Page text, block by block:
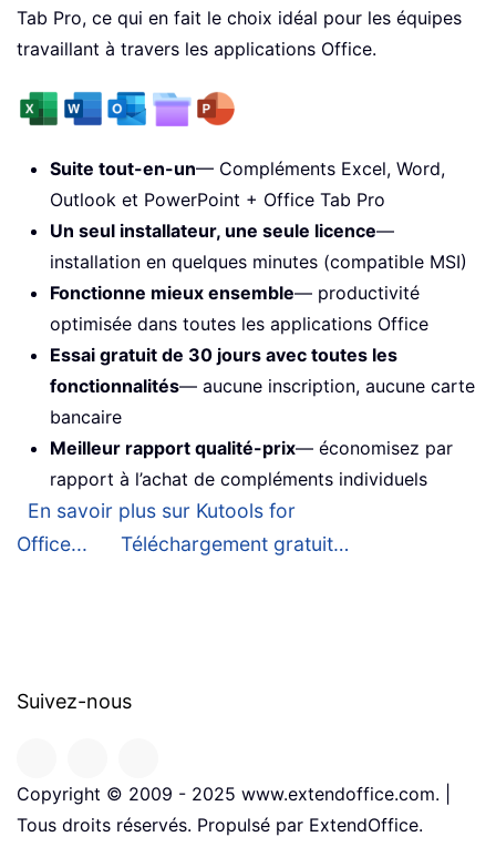
Tab Pro, ce qui en fait le choix idéal pour les équipes
travaillant à travers les applications Office.
Suite tout-en-un— Compléments Excel, Word,
Outlook et PowerPoint + Office Tab Pro
Un seul installateur, une seule licence—
installation en quelques minutes (compatible MSI)
Fonctionne mieux ensemble— productivité
optimisée dans toutes les applications Office
Essai gratuit de 30 jours avec toutes les
fonctionnalités— aucune inscription, aucune carte
bancaire
Meilleur rapport qualité-prix— économisez par
rapport à l’achat de compléments individuels
En savoir plus sur Kutools for
Office...
Téléchargement gratuit…
Suivez-nous
Copyright © 2009 - 2025 www.extendoffice.com. |
Tous droits réservés. Propulsé par ExtendOffice.